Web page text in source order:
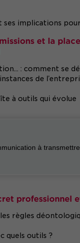
implications
et la
: comment se
de
à outils qui évolue
à
professionnel
règles
quels outils ?